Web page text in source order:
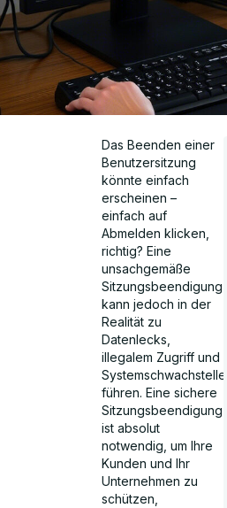
Das Beenden einer
Benutzersitzung
könnte einfach
erscheinen –
einfach auf
Abmelden klicken,
richtig? Eine
unsachgemäße
Sitzungsbeendigung
kann jedoch in der
Realität zu
Datenlecks,
illegalem Zugriff und
Systemschwachstellen
führen. Eine sichere
Sitzungsbeendigung
ist absolut
notwendig, um Ihre
Kunden und Ihr
Unternehmen zu
schützen,